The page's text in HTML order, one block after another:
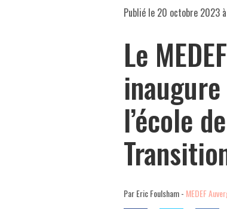
Publié le 20 octobre 2023
Le
l’école
Par Eric Foulsham - MEDEF